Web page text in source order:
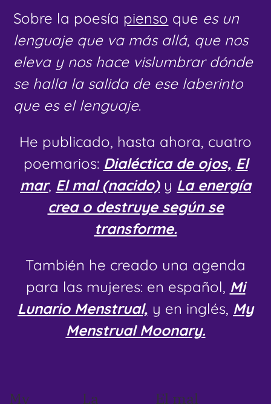
Sobre la poesía pienso que es un
lenguaje que va más allá, que nos
eleva y nos hace vislumbrar dónde
se halla la salida de ese laberinto
que es el lenguaje.
He publicado, hasta ahora, cuatro
poemarios: Dialéctica de ojos, El
mar, El mal (nacido)y La energía
crea o destruye según se
transforme.
También he creado una agenda
para las mujeres: en español, Mi
Lunario Menstrual, y en inglés, My
Menstrual Moonary.
My
La
El mal